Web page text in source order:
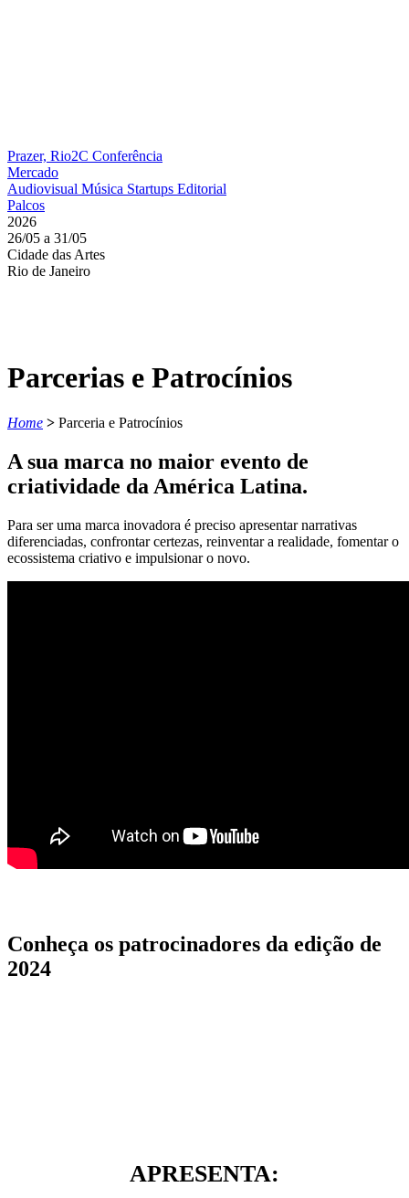
Prazer, Rio2C Conferência
Mercado
Audiovisual Música Startups Editorial
Palcos
2026
26/05 a 31/05
Cidade das Artes
Rio de Janeiro
Parcerias e Patrocínios
Home > Parceria e Patrocínios
A sua marca no maior evento de
criatividade da América Latina.
Para ser uma marca inovadora é preciso apresentar narrativas
diferenciadas, confrontar certezas, reinventar a realidade, fomentar o
ecossistema criativo e impulsionar o novo.
Conheça os patrocinadores da edição de
2024
APRESENTA: